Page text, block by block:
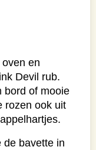
en
Devil rub.
bord of mooie
rozen ook uit
de bavette in